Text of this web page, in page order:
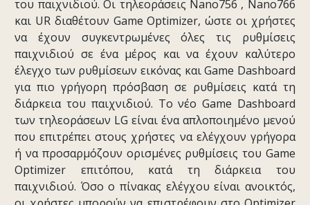
του παιχνιδιού. Οι τηλεοράσεις Nano756 , Nano766
και UR διαθέτουν Game Optimizer, ώστε οι χρήστες
να έχουν συγκεντρωμένες όλες τις ρυθμίσεις
παιχνιδιού σε ένα μέρος και να έχουν καλύτερο
έλεγχο των ρυθμίσεων εικόνας και Game Dashboard
για πιο γρήγορη πρόσβαση σε ρυθμίσεις κατά τη
διάρκεια του παιχνιδιού. Το νέο Game Dashboard
των τηλεοράσεων LG είναι ένα απλοποιημένο μενού
που επιτρέπει στους χρήστες να ελέγχουν γρήγορα
ή να προσαρμόζουν ορισμένες ρυθμίσεις του Game
Optimizer επιτόπου, κατά τη διάρκεια του
παιχνιδιού. Όσο ο πίνακας ελέγχου είναι ανοικτός,